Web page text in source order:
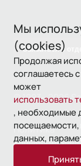
Мы
(cookies)
Продолжая
соглашаетесь
может
использовать
, необходимые
посещаемости,
данных,
Связаться с
© 1993—2026
Политика